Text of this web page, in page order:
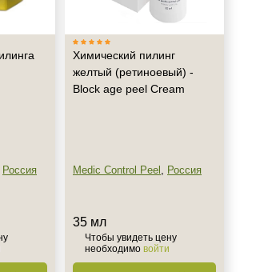
Россия
Химический пилинг
желтый (ретиноевый) -
Block age peel Cream
Medic Control Peel , Россия
35 мл
Чтобы увидеть цену
необходимо войти